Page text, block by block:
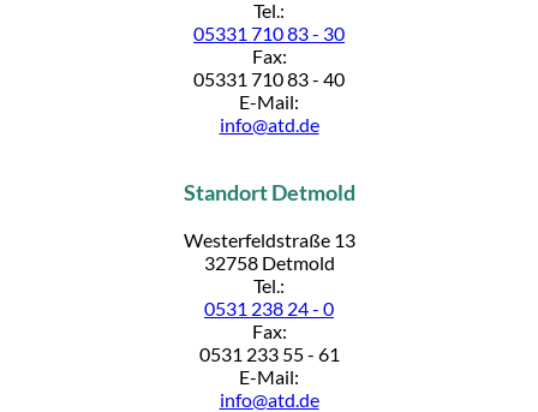
Tel.:
05331 710 83 - 30
Fax:
05331 710 83 - 40
E-Mail:
info@atd.de
Standort Detmold
Westerfeldstraße 13
32758 Detmold
Tel.:
0531 238 24 - 0
Fax:
0531 233 55 - 61
E-Mail:
info@atd.de